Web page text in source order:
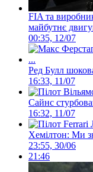
FIA та
майбутнє
00:35, 12/07
Ред Булл
16:33, 11/07
Сайнс
16:32, 11/07
Хемілтон: Ми
23:55, 30/06
21:46